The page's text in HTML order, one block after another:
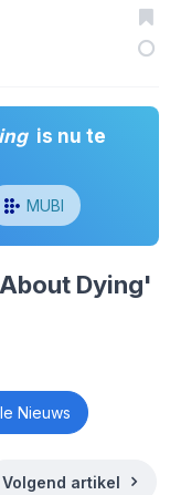
is nu te
MUBI
Dying'
Nieuws
Volgend artikel